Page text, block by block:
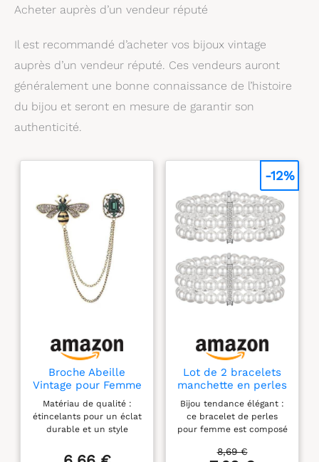
Acheter auprès d’un vendeur réputé
Il est recommandé d’acheter vos bijoux vintage
auprès d’un vendeur réputé. Ces vendeurs auront
généralement une bonne connaissance de l’histoire
du bijou et seront en mesure de garantir son
authenticité.
Broche Abeille
Vintage pour Femme
et Homme - Broche
Cristaux CZ avec
Chaînes à
Pendeloques - Bijou
Matériau de qualité :
étincelants pour un éclat
durable et un style
regards. Design
Lot de 2 bracelets
manchette en perles
d'imitation des
années 1920 -
Bracelet élastique
multicouche - 3
rangées de fausses
Bijou tendance élégant :
ce bracelet de perles
pour femme est composé
blanches brillantes d'un
8,69 €
-12%